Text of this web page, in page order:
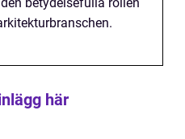
betydelsefulla rollen
här